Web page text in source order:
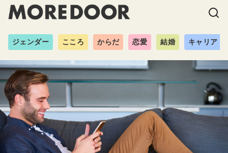
ジェンダー こころ からだ 恋愛 結婚 キャリア